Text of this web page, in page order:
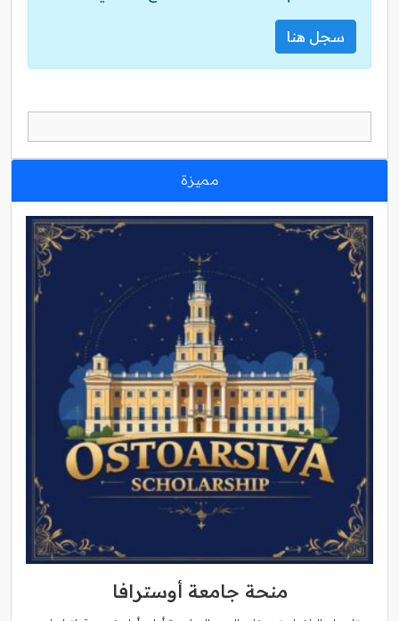
سجل هنا
مميزة
منحة جامعة أوسترافا